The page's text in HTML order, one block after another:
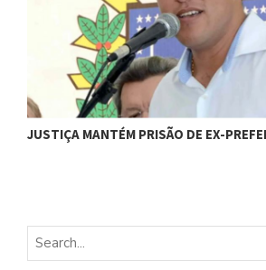
JUSTIÇA MANTÉM PRISÃO DE EX-